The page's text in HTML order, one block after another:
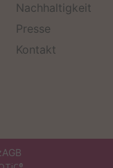
Nachhaltigkeit
Presse
Kontakt
AGB